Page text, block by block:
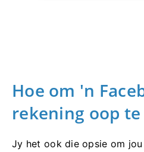
Hoe om 'n
rekening oop
Jy het ook die opsie om